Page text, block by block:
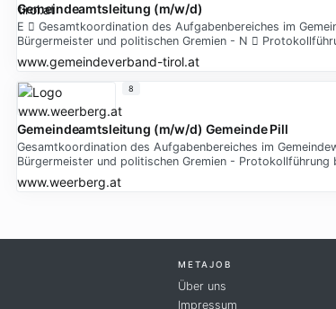
Gemeindeamtsleitung (m/w/d)
E  Gesamtkoordination des Aufgabenbereiches im
Bürgermeister und politischen Gremien - N 
www.gemeindeverband-tirol.at
Gemeindeamtsleitung (m/w/d) Gemeinde Pill
Gesamtkoordination des Aufgabenbereiches im
Bürgermeister und politischen Gremien - Protokollführung
www.weerberg.at
8
METAJOB
Über uns
Impressum